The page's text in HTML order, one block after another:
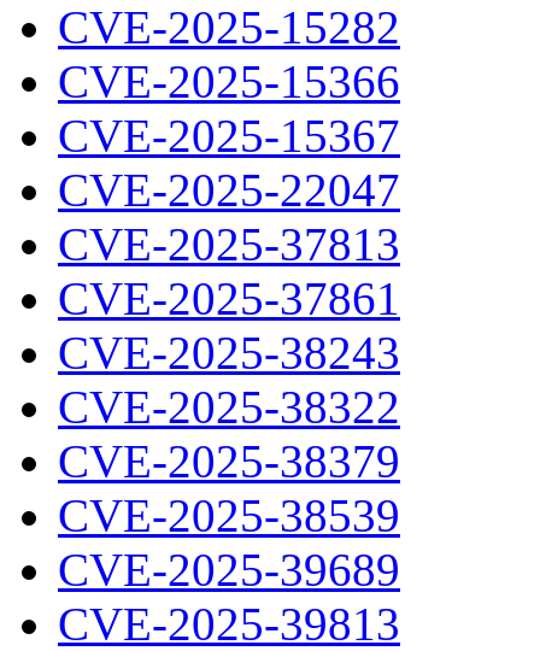
CVE-2025-15282
CVE-2025-15366
CVE-2025-15367
CVE-2025-22047
CVE-2025-37813
CVE-2025-37861
CVE-2025-38243
CVE-2025-38322
CVE-2025-38379
CVE-2025-38539
CVE-2025-39689
CVE-2025-39813